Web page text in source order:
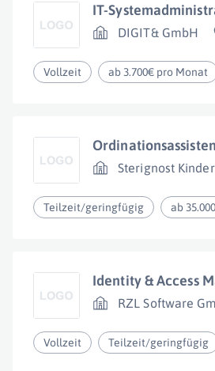
IT-
DIGIT& GmbH
Vollzeit ab 3.700€ pro Monat
Sterignost
Teilzeit/geringfügig ab
Identity & Access
RZL Software
Vollzeit Teilzeit/geringfügig